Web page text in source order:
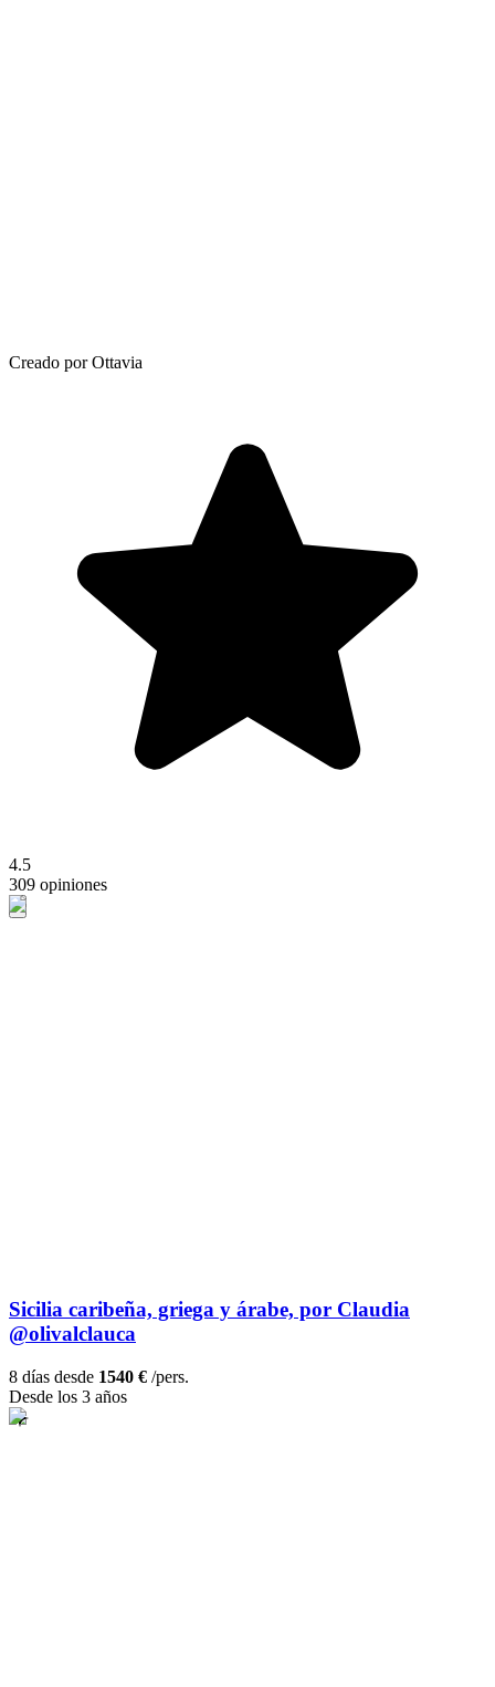
Creado por Ottavia
4.5
309 opiniones
Sicilia caribeña, griega y árabe, por Claudia
@olivalclauca
8 días desde 1540 € /pers.
Desde los 3 años